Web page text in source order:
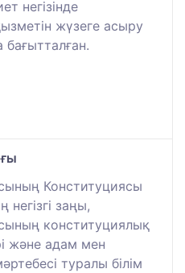
негізінде
жүзеге асыру
бағытталған.
Конституциясы
заңы,
конституциялық
және адам мен
туралы білім